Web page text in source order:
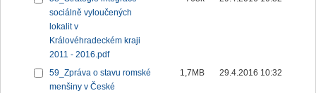
sociálně vyloučených
lokalit v
Královéhradeckém kraji
2011 - 2016.pdf
59_Zpráva o stavu romské
menšiny v České
1,7MB 29.4.2016 10:32